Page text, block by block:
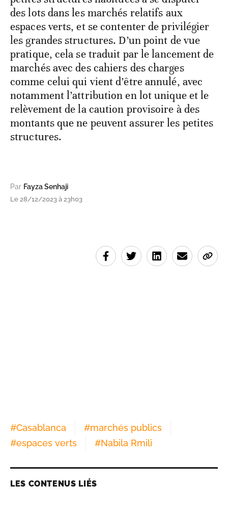
des lots dans les marchés relatifs aux
espaces verts, et se contenter de privilégier
les grandes structures. D’un point de vue
pratique, cela se traduit par le lancement de
marchés avec des cahiers des charges
comme celui qui vient d’être annulé, avec
notamment l’attribution en lot unique et le
relèvement de la caution provisoire à des
montants que ne peuvent assurer les petites
structures.
Par Fayza Senhaji
Le 28/12/2023 à 23h03
#Casablanca #marchés publics
#espaces verts #Nabila Rmili
LES CONTENUS LIÉS